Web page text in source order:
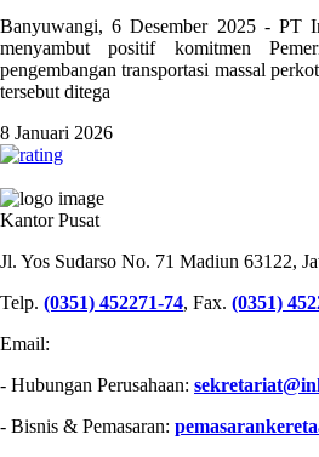
Banyuwangi, 6 Desember 2025 - PT
menyambut positif komitmen
pengembangan transportasi massal
tersebut ditega
8 Januari 2026
Kantor Pusat
Jl. Yos Sudarso No. 71 Madiun 63122,
Telp. (0351) 452271-74, Fax. (0351)
Email:
- Hubungan Perusahaan:
- Bisnis & Pemasaran: